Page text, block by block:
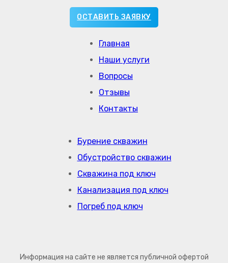
Главная
Наши услуги
Вопросы
Отзывы
Контакты
Бурение скважин
Обустройство скважин
Скважина под ключ
Канализация под ключ
Погреб под ключ
ОСТАВИТЬ ЗАЯВКУ
Информация на сайте не является публичной офертой